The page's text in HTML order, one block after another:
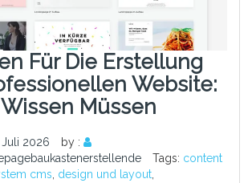
Für Die Erstellung
Website:
Müssen
Juli 2026
by :
Tags: content
cms, design und layout,